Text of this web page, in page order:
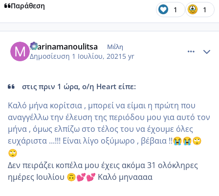
Παράθεση 1 1
marinamanoulitsa Μέλη
Δημοσίευση 1 Ιουλίου, 2021 5 yr
στις πριν 1 ώρα, ο/η Heart είπε:
Καλό μήνα κορίτσια , μπορεί να είμαι η πρώτη που
αναγγέλλω την έλευση της περιόδου μου για αυτό τον
μήνα , όμως ελπίζω στο τέλος του να έχουμε όλες
ευχάριστα ...!!! Είναι λίγο οξύμωρο , βέβαια !!😭😭🙄
🙄
Δεν πειράζει κοπέλα μου έχεις ακόμα 31 ολόκληρες
ημέρες Ιουλίου 🙃💕💕 Καλό μηναααα